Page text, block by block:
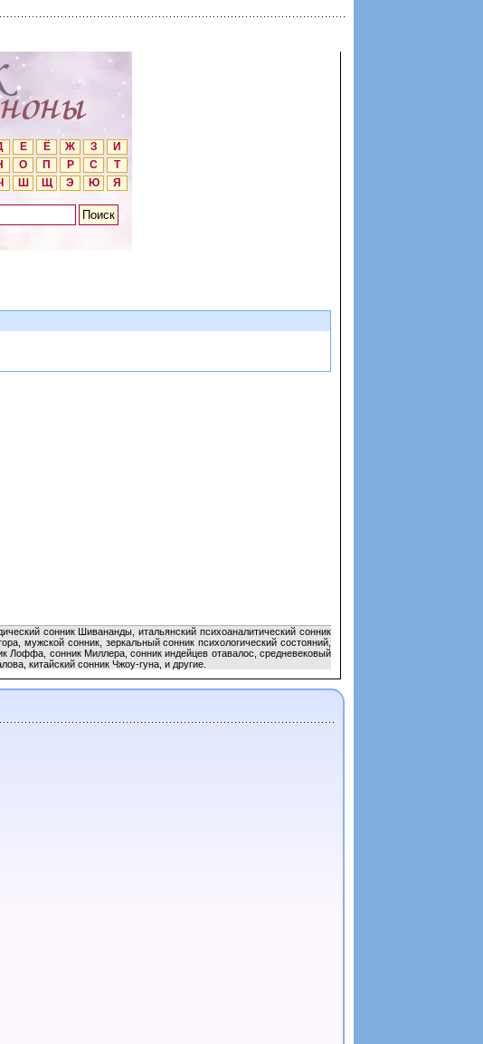
Е Ё Ж З
И
О П Р С
Т
Ш Щ Э Ю Я
сонник Шивананды, итальянский психоаналитический сонник
мужской сонник, зеркальный сонник психологический состояний,
Лоффа, сонник Миллера, сонник индейцев отавалос, средневековый
китайский сонник Чжоу-гуна, и другие.